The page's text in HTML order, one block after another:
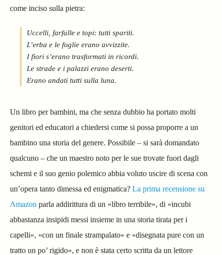
come inciso sulla pietra:
Uccelli, farfalle e topi: tutti spariti.
L’erba e le foglie erano avvizzite.
I fiori s’erano trasformati in ricordi.
Le strade e i palazzi erano deserti.
Erano andati tutti sulla luna.
Un libro per bambini, ma che senza dubbio ha portato molti
genitori ed educatori a chiedersi come si possa proporre a un
bambino una storia del genere. Possibile – si sarà domandato
qualcuno – che un maestro noto per le sue trovate fuori dagli
schemi e il suo genio polemico abbia voluto uscire di scena con
un’opera tanto dimessa ed enigmatica? La prima recensione su
Amazon parla addirittura di un «libro terribile», di «incubi
abbastanza insipidi messi insieme in una storia tirata per i
capelli», «con un finale strampalato» e «disegnata pure con un
tratto un po’ rigido», e non è stata certo scritta da un lettore